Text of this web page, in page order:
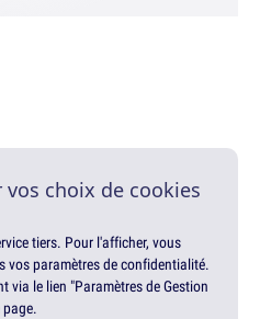
choix de cookies
tiers. Pour l'afficher, vous
vos paramètres de confidentialité.
via le lien "Paramètres de Gestion